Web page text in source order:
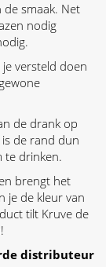
smaak. Net
nodig
je versteld doen
de drank op
is de rand dun
te drinken.
brengt het
je de kleur van
tilt Kruve de
distributeur